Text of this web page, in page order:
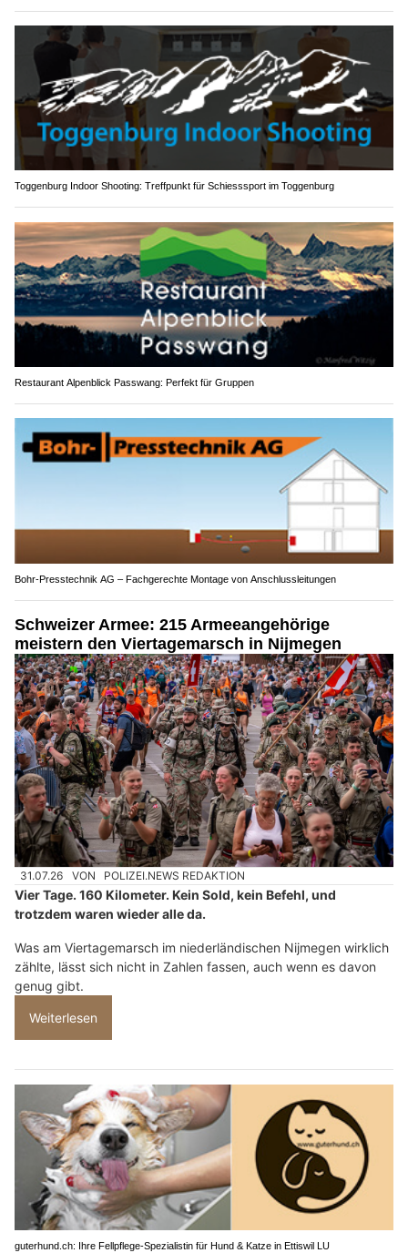
Toggenburg Indoor Shooting: Treffpunkt für Schiesssport im Toggenburg
Restaurant Alpenblick Passwang: Perfekt für Gruppen
Bohr-Presstechnik AG – Fachgerechte Montage von Anschlussleitungen
Schweizer Armee: 215 Armeeangehörige
meistern den Viertagemarsch in Nijmegen
31.07.26 VON POLIZEI.NEWS REDAKTION
Vier Tage. 160 Kilometer. Kein Sold, kein Befehl, und
trotzdem waren wieder alle da.
Was am Viertagemarsch im niederländischen Nijmegen wirklich
zählte, lässt sich nicht in Zahlen fassen, auch wenn es davon
genug gibt.
Weiterlesen
guterhund.ch: Ihre Fellpflege-Spezialistin für Hund & Katze in Ettiswil LU